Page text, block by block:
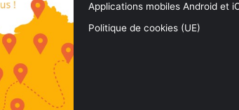
Applications mobiles Android et
Politique de cookies (UE)